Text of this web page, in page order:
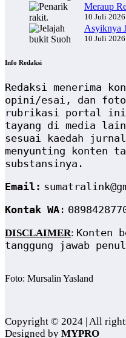
Meraup
10 Juli 2026
Asyiknya
10 Juli 2026
Info Redaksi
Redaksi menerima
opini/esai, dan foto
rubrikasi portal ini
tayang di media
sesuai kaedah
menyunting konten
substansinya.
Email:
Kontak WA :
DISCLAIMER: Konten
tanggung jawab
Foto: Mursalin Yasland
Copyright © 2024 | All
Designed by MYPRO